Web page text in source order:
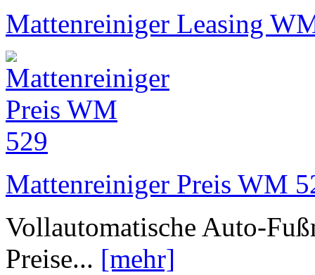
Mattenreiniger Leasing
Mattenreiniger Preis WM
Vollautomatische Auto-
Preise... [mehr]